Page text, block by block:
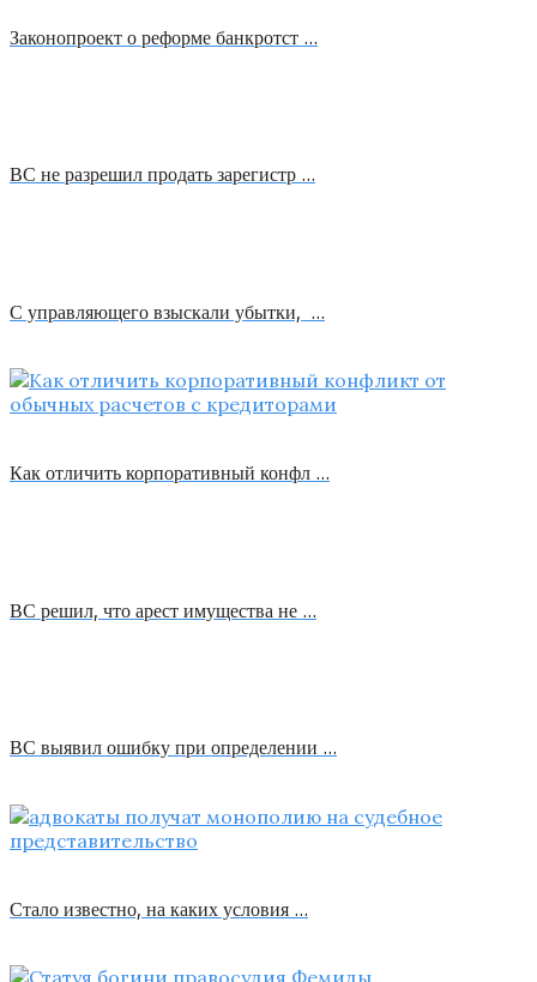
Законопроект о реформе банкротст …
ВС не разрешил продать зарегистр …
С управляющего взыскали убытки, …
Как отличить корпоративный конфл …
ВС решил, что арест имущества не …
ВС выявил ошибку при определении …
Стало известно, на каких условия …